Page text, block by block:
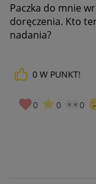
Paczka do mnie
doręczenia. Kto
nadania?
0 W PUNKT!
0 0 0